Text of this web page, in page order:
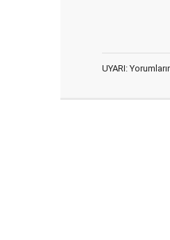
UYARI: